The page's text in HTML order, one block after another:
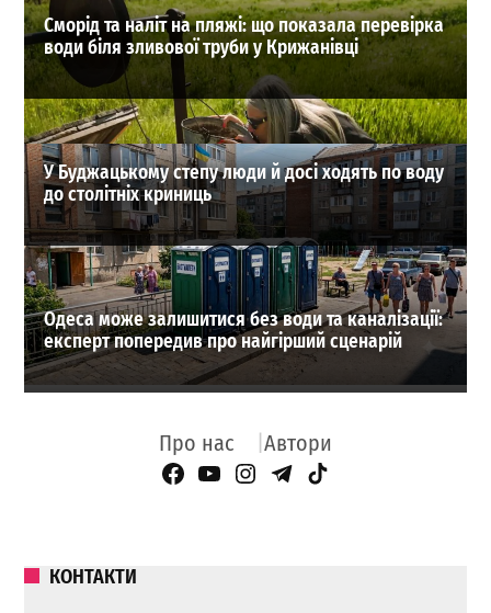
Сморід та наліт на пляжі: що показала перевірка
води біля зливової труби у Крижанівці
У Буджацькому степу люди й досі ходять по воду
до столітніх криниць
Одеса може залишитися без води та каналізації:
експерт попередив про найгірший сценарій
Про нас Автори
Facebook Page
YouTube
Instagram
Telegram
TikTok
КОНТАКТИ